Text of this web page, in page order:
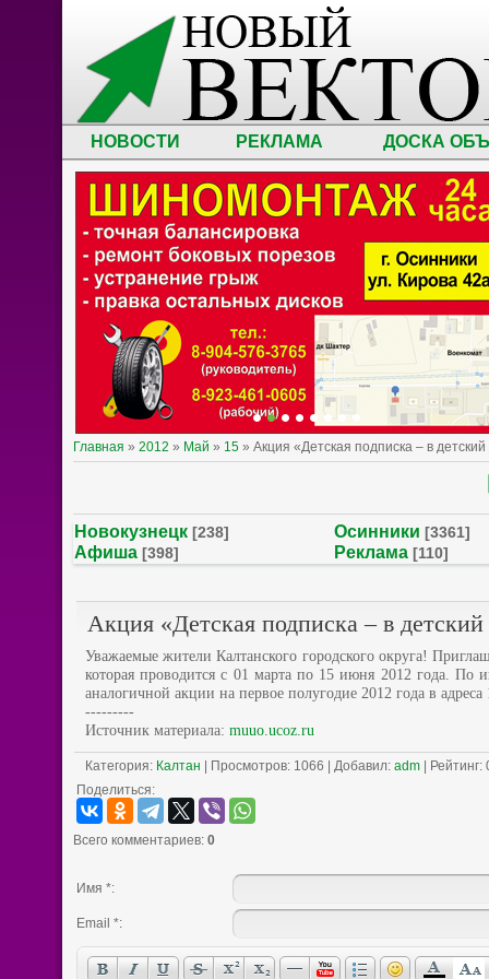
НОВОСТИ РЕКЛАМА ДОСКА
Главная » 2012 » Май » 15 » Акция «Детская подписка – в
Новокузнецк [238] Осинники [3361]
Афиша [398] Реклама [110]
Акция «Детская подписка – в
Уважаемые жители Калтанского городского округа!
которая проводится с 01 марта по 15 июня 2012 года.
аналогичной акции на первое полугодие 2012 года в
---------
Источник материала: muuo.ucoz.ru
Категория: Калтан Просмотров: 1066 | Добавил: adm Рейтинг:
Поделиться:
Всего комментариев: 0
Имя *:
Email *: